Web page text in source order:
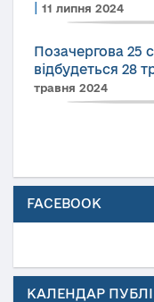
11 липня 2024
Позачергова 25
відбудеться 28
травня 2024
FACEBOOK
КАЛЕНДАР